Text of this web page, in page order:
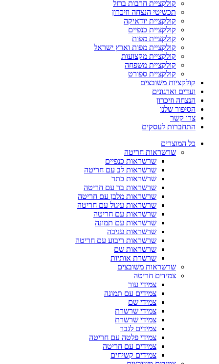
קולקציית חרבות ברזל
תכשיטי הנצחה וזיכרון
קולקציית יודאיקה
קולקציית כנפיים
קולקציית מפות
קולקציית מפות וארץ ישראל
קולקציית מקצועות
קולקציית משפחה
קולקציית ספורט
קולקציות משובצים
ועדים וארגונים
הנצחה וזיכרון
הסיפור שלנו
צרו קשר
התחברות לעסקים
כל המוצרים
שרשראות חריטה
שרשראות כנפיים
שרשראות לב עם חריטה
שרשראות כתר
שרשראות בר עם חריטה
שרשראות מלבן עם חריטה
שרשראות עיגול עם חריטה
שרשראות עם חריטה
שרשראות עם תמונה
שרשראות עניבה
שרשראות ריבוע עם חריטה
שרשראות שם
שרשרת אותיות
שרשראות משובצים
צמידים חריטה
צמידי עור
צמידים עם תמונה
צמידי שם
צמידי שרשרת
צמידי שרשרת
צמידים לגבר
צמידי פלטה עם חריטה
צמידים עם חריטה
צמידים קשיחים